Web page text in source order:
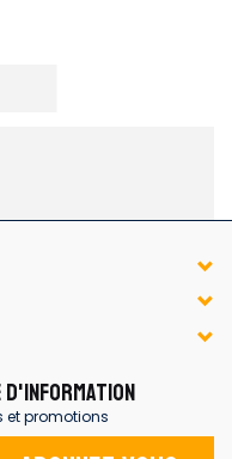
et promotions